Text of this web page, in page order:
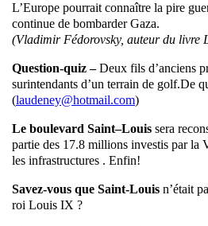
L’Europe pourrait connaître la pire
continue de bombarder Gaza.
(Vladimir Fédorovsky, auteur du livre
Question-quiz –Deux fils d’anciens
surintendants d’un terrain de golf.De
(laudeney@hotmail.com)
Le boulevard Saint–Louis sera
partie des 17.8 millions investis par la
les infrastructures . Enfin!
Savez-vous que Saint-Louis n’était
roi Louis IX ?